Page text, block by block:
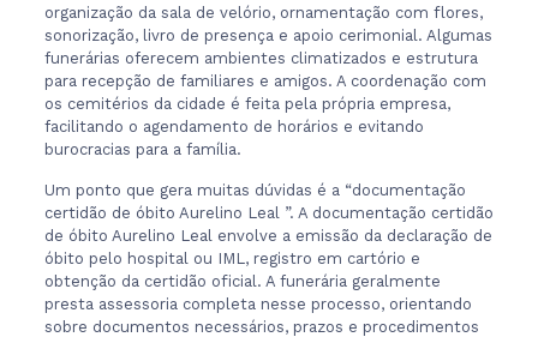
organização da sala de velório, ornamentação com flores,
sonorização, livro de presença e apoio cerimonial. Algumas
funerárias oferecem ambientes climatizados e estrutura
para recepção de familiares e amigos. A coordenação com
os cemitérios da cidade é feita pela própria empresa,
facilitando o agendamento de horários e evitando
burocracias para a família.
Um ponto que gera muitas dúvidas é a “documentação
certidão de óbito Aurelino Leal ”. A documentação certidão
de óbito Aurelino Leal envolve a emissão da declaração de
óbito pelo hospital ou IML, registro em cartório e
obtenção da certidão oficial. A funerária geralmente
presta assessoria completa nesse processo, orientando
sobre documentos necessários, prazos e procedimentos